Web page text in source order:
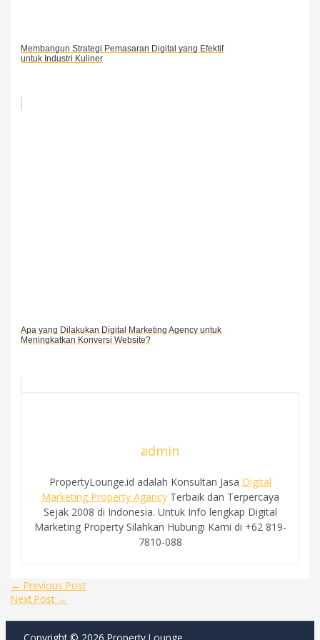
Membangun Strategi Pemasaran Digital yang Efektif
untuk Industri Kuliner
Apa yang Dilakukan Digital Marketing Agency untuk
Meningkatkan Konversi Website?
admin
PropertyLounge.id adalah Konsultan Jasa Digital
Marketing Property AgancyTerbaik dan Terpercaya
Sejak 2008 di Indonesia. Untuk Info lengkap Digital
Marketing Property Silahkan Hubungi Kami di +62 819-
7810-088
Post
navigation
← Previous Post
Next Post →